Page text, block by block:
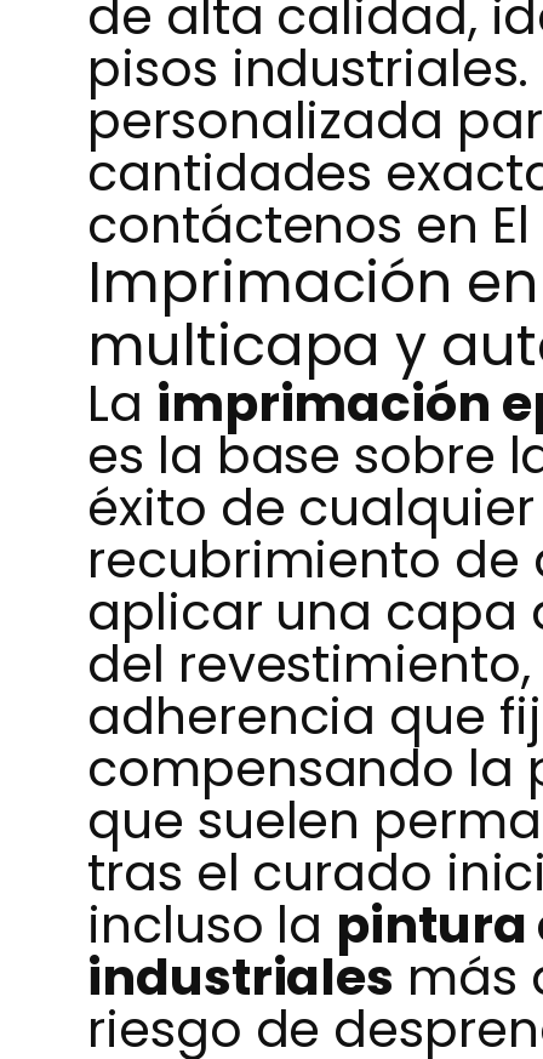
de alta calidad,
pisos
personalizada
cantidades
contáctenos en
Imprimación
multicapa y
La imprimación
es la base sobre
éxito de
recubrimiento de
aplicar una capa
del
adherencia que
compensando la
que suelen
tras el curado
incluso la pintura
industriales más
riesgo de